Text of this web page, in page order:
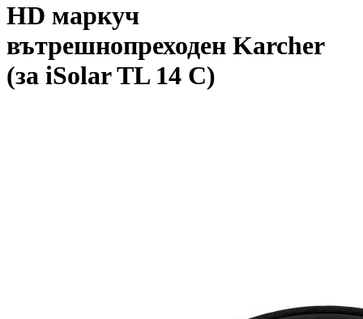
HD маркуч
вътрешнопреходен Karcher
(за iSolar TL 14 C)